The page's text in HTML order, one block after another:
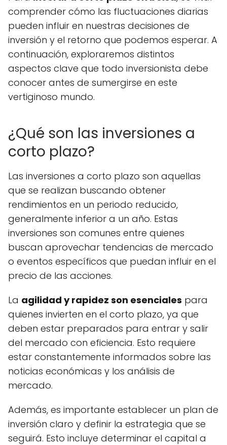
comprender cómo las fluctuaciones diarias
pueden influir en nuestras decisiones de
inversión y el retorno que podemos esperar. A
continuación, exploraremos distintos
aspectos clave que todo inversionista debe
conocer antes de sumergirse en este
vertiginoso mundo.
¿Qué son las inversiones a
corto plazo?
Las inversiones a corto plazo son aquellas
que se realizan buscando obtener
rendimientos en un periodo reducido,
generalmente inferior a un año. Estas
inversiones son comunes entre quienes
buscan aprovechar tendencias de mercado
o eventos específicos que puedan influir en el
precio de las acciones.
La agilidad y rapidez son esenciales para
quienes invierten en el corto plazo, ya que
deben estar preparados para entrar y salir
del mercado con eficiencia. Esto requiere
estar constantemente informados sobre las
noticias económicas y los análisis de
mercado.
Además, es importante establecer un plan de
inversión claro y definir la estrategia que se
seguirá. Esto incluye determinar el capital a